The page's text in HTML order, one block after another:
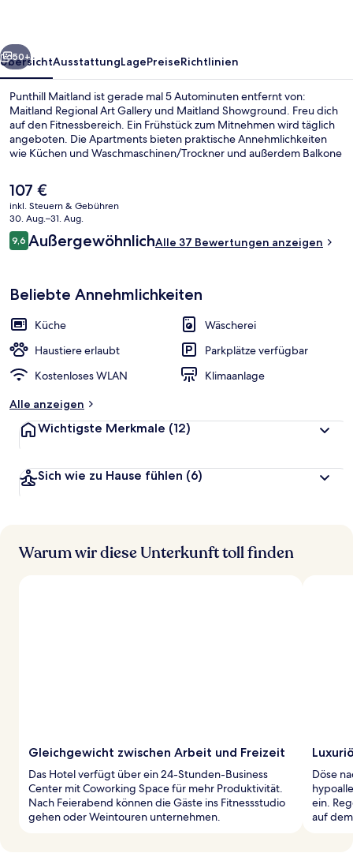
Weiter
50+
ÜbersichtAusstattungLagePreiseRichtlinien
Punthill Maitland ist gerade mal 5 Autominuten entfernt von:
Maitland Regional Art Gallery und Maitland Showground. Freu dich
auf den Fitnessbereich. Ein Frühstück zum Mitnehmen wird täglich
angeboten. Die Apartments bieten praktische Annehmlichkeiten
wie Küchen und Waschmaschinen/Trockner und außerdem Balkone
Der
aktuelle
Preis
beträgt
107 €.
107 €
inkl. Steuern & Gebühren
30. Aug.–31. Aug.
Bewertungen
9,69,6 von 10.
AußergewöhnlichAlle 37 Bewertungen anzeigen
Beliebte Annehmlichkeiten
Küche
Wäscherei
Haustiere erlaubt
Parkplätze verfügbar
Kostenloses WLAN
Klimaanlage
Alle anzeigen
Wichtigste Merkmale (12)
Sich wie zu Hause fühlen (6)
Warum wir diese Unterkunft toll finden
Gleichgewicht zwischen Arbeit und Freizeit
Das Hotel verfügt über ein 24-Stunden-Business
Center mit Coworking Space für mehr Produktivität.
Nach Feierabend können die Gäste ins Fitnessstudio
gehen oder Weintouren unternehmen.
Döse
ein.
auf